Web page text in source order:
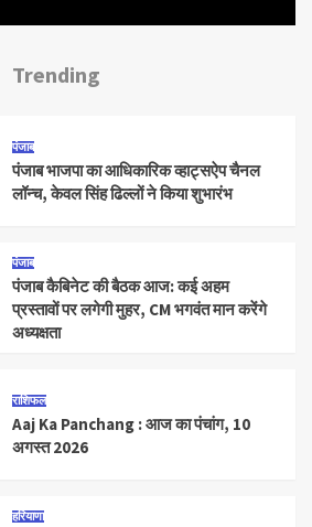
Trending
पंजाब
पंजाब भाजपा का आधिकारिक व्हाट्सऐप चैनल
लॉन्च, केवल सिंह ढिल्लों ने किया शुभारंभ
पंजाब
पंजाब कैबिनेट की बैठक आज: कई अहम
प्रस्तावों पर लगेगी मुहर, CM भगवंत मान करेंगे
अध्यक्षता
राशिफल
Aaj Ka Panchang : आज का पंचांग, 10
अगस्त 2026
हरियाणा